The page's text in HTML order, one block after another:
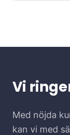
Vi
Med nöjda
kan vi med